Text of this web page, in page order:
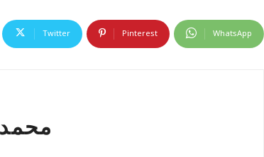
Twitter Pinterest WhatsApp